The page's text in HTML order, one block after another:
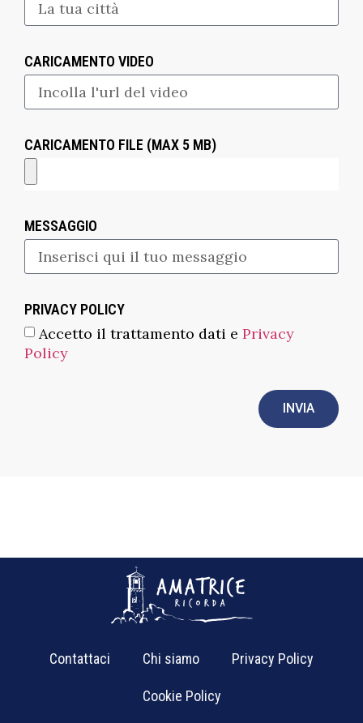
CARICAMENTO VIDEO
CARICAMENTO FILE (MAX 5 MB)
MESSAGGIO
PRIVACY POLICY
Accetto il trattamento dati e Privacy
Policy
INVIA
Contattaci Chi siamo Privacy Policy
Cookie Policy